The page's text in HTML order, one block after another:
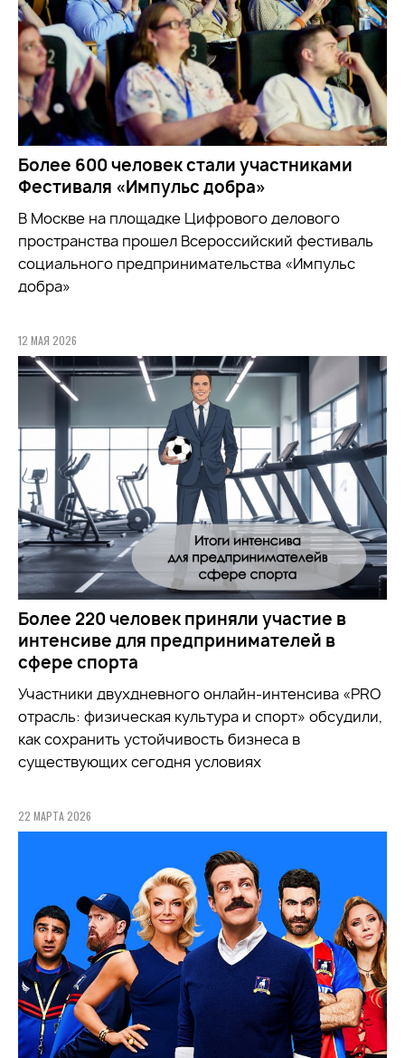
Более 600 человек стали участниками
Фестиваля «Импульс добра»
В Москве на площадке Цифрового делового
пространства прошел Всероссийский фестиваль
социального предпринимательства «Импульс
добра»
12 МАЯ 2026
Более 220 человек приняли участие в
интенсиве для предпринимателей в
сфере спорта
Участники двухдневного онлайн-интенсива «PRO
отрасль: физическая культура и спорт» обсудили,
как сохранить устойчивость бизнеса в
существующих сегодня условиях
22 МАРТА 2026